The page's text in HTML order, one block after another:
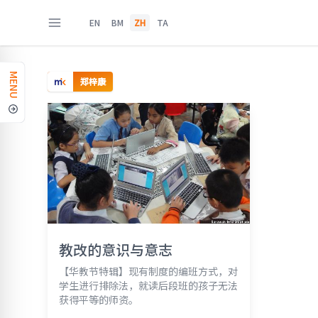
EN BM ZH TA
MENU 郑梓康
教改的意识与意志
【华教节特辑】现有制度的编班方式，对
学生进行排除法，就读后段班的孩子无法
获得平等的师资。